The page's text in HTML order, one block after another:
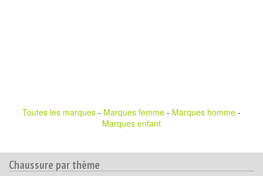
Toutes les marques - Marques femme - Marques homme -
Marques enfant
Chaussure par thème